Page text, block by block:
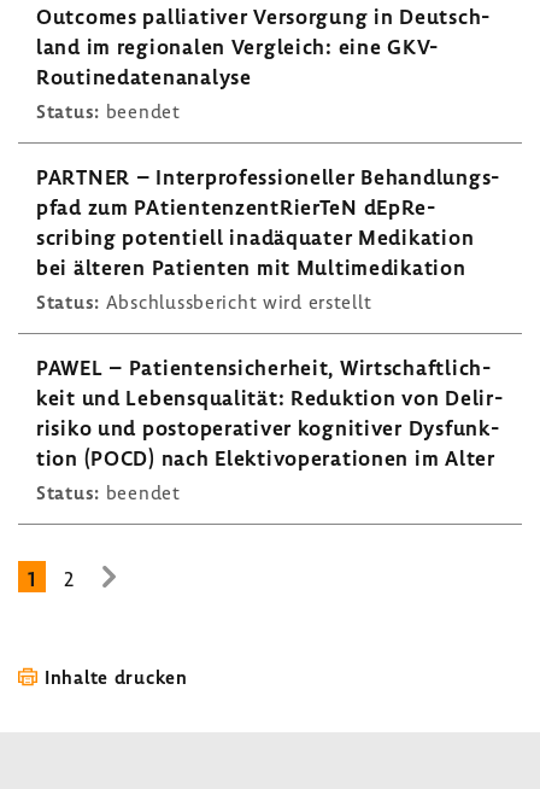
Outcomes pallia­tiver Versor­gung in Deutsch­
land im regio­nalen Vergleich: eine GKV-​
Routinedatenanalyse
Status: beendet
PARTNER – Inter­pro­fes­sio­neller Behand­lungs­
pfad zum PAti­en­ten­zen­tRierTeN dEpRe­
scribing poten­tiell inad­äquater Medi­ka­tion
bei älteren Pati­enten mit Multi­me­di­ka­tion
Status: Abschluss­be­richt wird erstellt
PAWEL – Pati­en­ten­si­cher­heit, Wirt­schaft­lich­
keit und Lebens­qua­lität: Reduk­tion von Delir­
ri­siko und post­ope­ra­tiver kogni­tiver Dysfunk­
tion (POCD) nach Elek­tiv­ope­ra­tionen im Alter
Status: beendet
1 2
zur
Inhalte drucken